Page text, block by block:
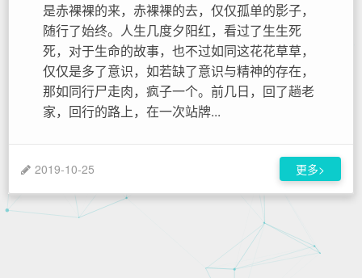
是赤裸裸的来，赤裸裸的去，仅仅孤单的影子，
随行了始终。人生几度夕阳红，看过了生生死
死，对于生命的故事，也不过如同这花花草草，
仅仅是多了意识，如若缺了意识与精神的存在，
那如同行尸走肉，疯子一个。前几日，回了趟老
家，回行的路上，在一次站牌...
2019-10-25 更多>